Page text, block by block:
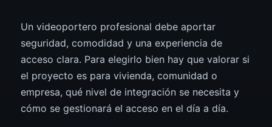
Un videoportero profesional debe aportar
seguridad, comodidad y una experiencia de
acceso clara. Para elegirlo bien hay que valorar si
el proyecto es para vivienda, comunidad o
empresa, qué nivel de integración se necesita y
cómo se gestionará el acceso en el día a día.